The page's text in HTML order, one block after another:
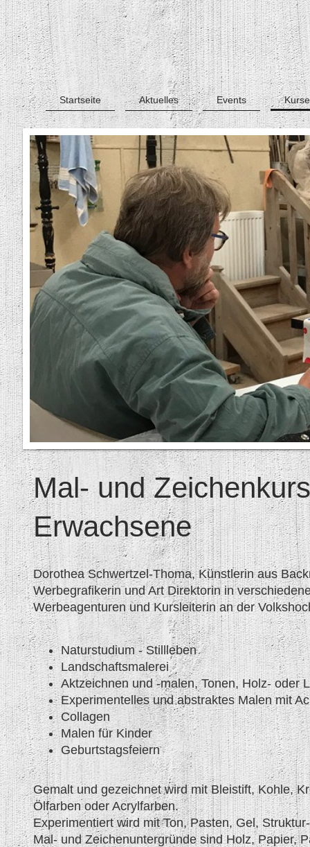
Startseite Aktuelles Events Kurse
Mal- und
Erwachsene
Dorothea Schwertzel-Thoma, Künstlerin aus
Werbegrafikerin und Art Direktorin in
Werbeagenturen und Kursleiterin an der
Naturstudium - Stillleben
Landschaftsmalerei
Aktzeichnen und -malen, Tonen, Holz- oder
Experimentelles und abstraktes Malen mit
Collagen
Malen für Kinder
Geburtstagsfeiern
Gemalt und gezeichnet wird mit Bleistift, Kohle,
Ölfarben oder Acrylfarben.
Experimentiert wird mit Ton, Pasten, Gel,
Mal- und Zeichenuntergründe sind Holz, Papier,